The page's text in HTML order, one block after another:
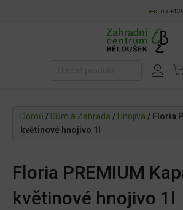
e-shop:
Domů / Dům a Zahrada / Hnojiva / Floria
květinové hnojivo 1l
Floria PREMIUM
květinové hnojivo 1l